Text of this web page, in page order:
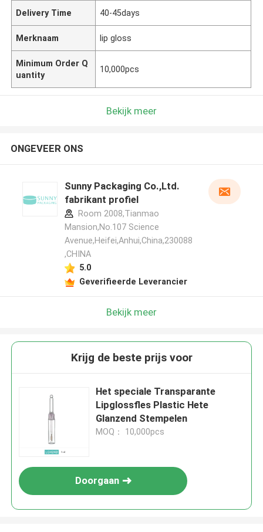
Delivery Time 40-45days
Merknaam lip gloss
Minimum Order Q
uantity
10,000pcs
Bekijk meer
ONGEVEER ONS
Sunny Packaging Co.,Ltd.
fabrikant profiel
Room 2008,Tianmao
Mansion,No.107 Science
Avenue,Heifei,Anhui,China,230088
,CHINA
5.0
Geverifieerde Leverancier
Bekijk meer
Krijg de beste prijs voor
Het speciale Transparante
Lipglossfles Plastic Hete
Glanzend Stempelen
MOQ： 10,000pcs
Doorgaan